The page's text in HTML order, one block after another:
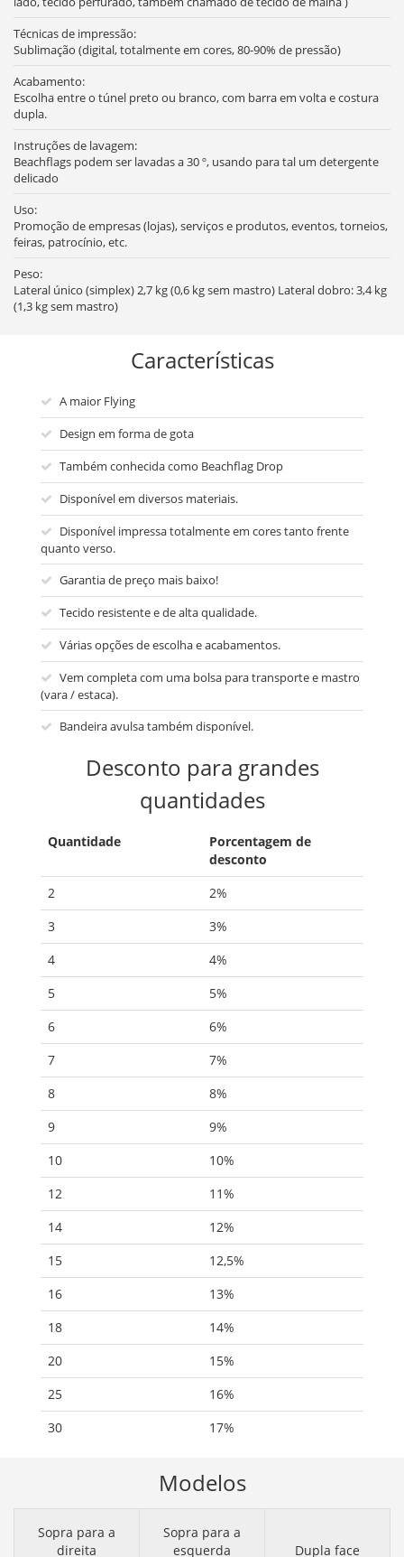
Técnicas de impressão:
Sublimação (digital, totalmente em cores, 80-90% de pressão)
Acabamento:
Escolha entre o túnel preto ou branco, com barra em volta e costura
dupla.
Instruções de lavagem:
Beachflags podem ser lavadas a 30 º, usando para tal um detergente
delicado
Uso:
Promoção de empresas (lojas), serviços e produtos, eventos, torneios,
feiras, patrocínio, etc.
Peso:
Lateral único (simplex) 2,7 kg (0,6 kg sem mastro) Lateral dobro: 3,4 kg
(1,3 kg sem mastro)
Características
A maior Flying
Design em forma de gota
Também conhecida como Beachflag Drop
Disponível em diversos materiais.
Disponível impressa totalmente em cores tanto frente
quanto verso.
Garantia de preço mais baixo!
Tecido resistente e de alta qualidade.
Várias opções de escolha e acabamentos.
Vem completa com uma bolsa para transporte e mastro
(vara / estaca).
Bandeira avulsa também disponível.
Desconto para grandes
quantidades
Quantidade
Porcentagem de
desconto
2
2%
3
3%
4
4%
5
5%
6
6%
7
7%
8
8%
9
9%
10
10%
12
11%
14
12%
15
12,5%
16
13%
18
14%
20
15%
25
16%
30
17%
Modelos
Sopra para a
direita
Sopra para a
esquerda
Dupla face